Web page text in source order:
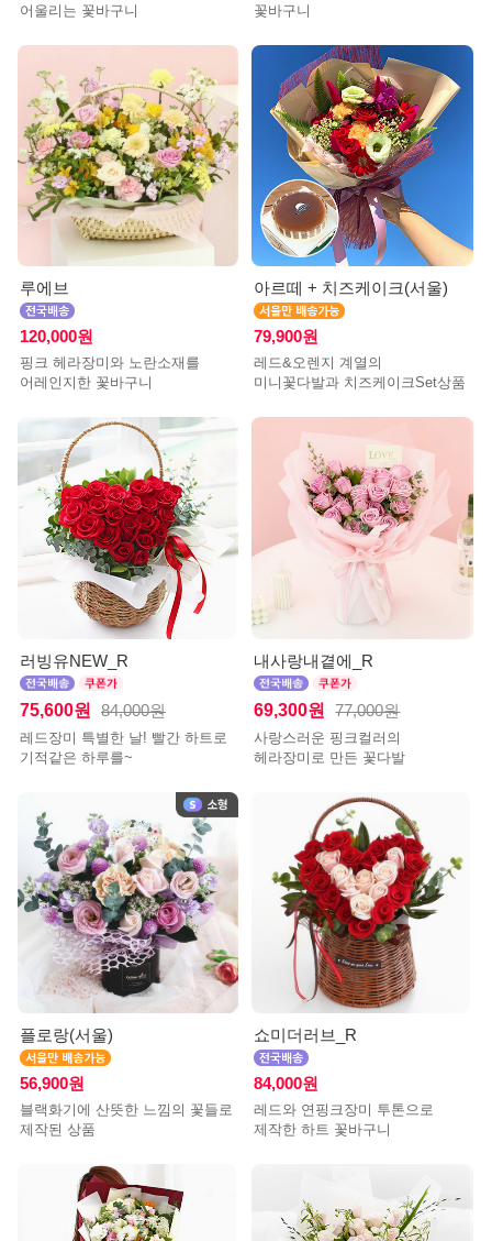
어울리는 꽃바구니
꽃바구니
루에브
120,000원
핑크 헤라장미와 노란소재를
어레인지한 꽃바구니
아르떼 + 치즈케이크(서울)
79,900원
레드&오렌지 계열의
미니꽃다발과 치즈케이크Set상품
러빙유NEW_R
75,600원 84,000원
레드장미 특별한 날! 빨간 하트로
기적같은 하루를~
내사랑내곁에_R
69,300원 77,000원
사랑스러운 핑크컬러의
헤라장미로 만든 꽃다발
플로랑(서울)
56,900원
블랙화기에 산뜻한 느낌의 꽃들로
제작된 상품
쇼미더러브_R
84,000원
레드와 연핑크장미 투톤으로
제작한 하트 꽃바구니